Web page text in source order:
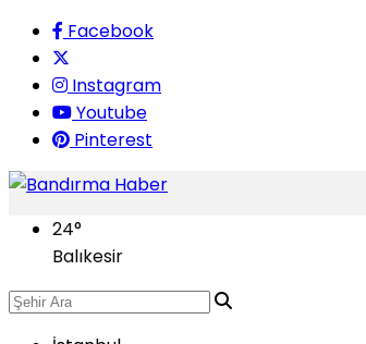
Facebook
Instagram
Youtube
Pinterest
24°
Balıkesir